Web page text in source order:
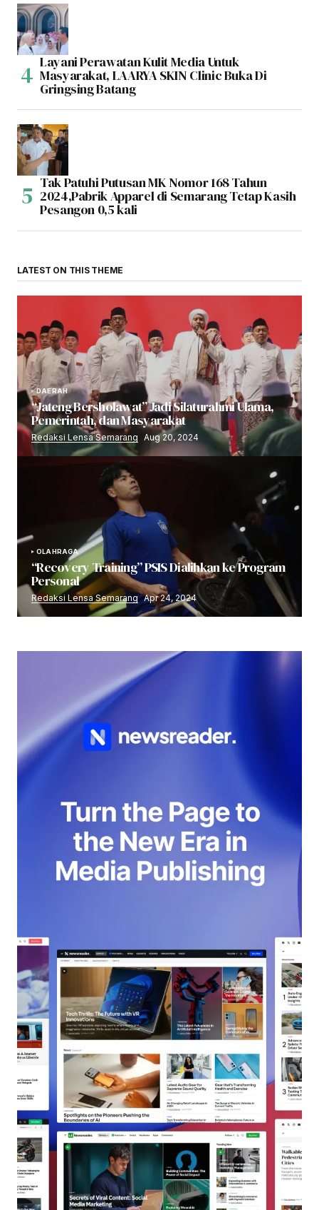
Layani Perawatan Kulit Media Untuk
Masyarakat, LAARYA SKIN Clinic Buka Di
Gringsing Batang
Tak Patuhi Putusan MK Nomor 168 Tahun
2024,Pabrik Apparel di Semarang Tetap Kasih
Pesangon 0,5 kali
LATEST ON THIS THEME
DAERAH
“Jateng Bersholawat” Jadi Silaturahmi Ulama,
Pemerintah, dan Masyarakat
Redaksi Lensa Semarang Aug 20, 2024
OLAHRAGA
“Recovery Training” PSIS Dialihkan ke Program
Personal
Redaksi Lensa Semarang Apr 24, 2024